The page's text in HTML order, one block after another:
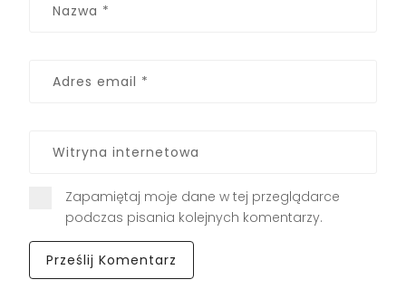
Zapamiętaj moje dane w tej przeglądarce
podczas pisania kolejnych komentarzy.